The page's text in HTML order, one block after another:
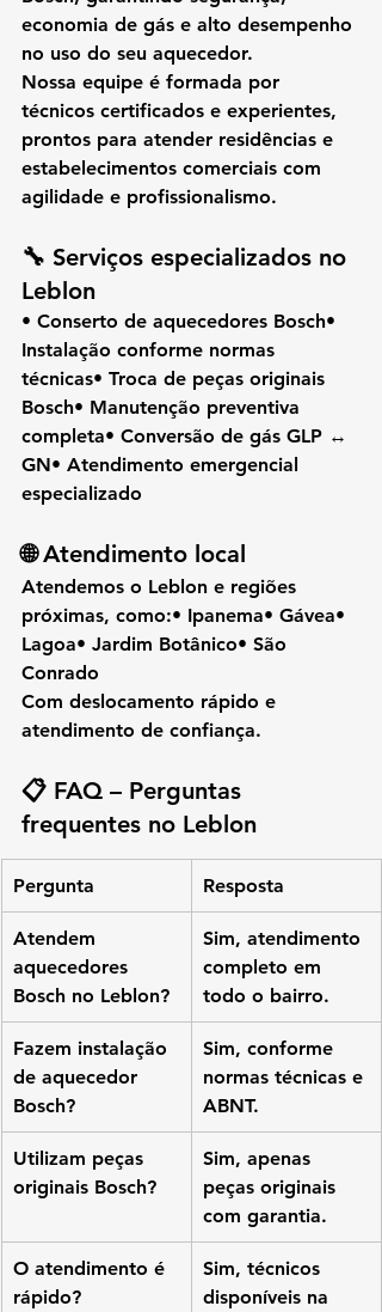
economia de gás e alto desempenho
no uso do seu aquecedor.
Nossa equipe é formada por
técnicos certificados e experientes,
prontos para atender residências e
estabelecimentos comerciais com
agilidade e profissionalismo.
🔧 Serviços especializados no
Leblon
• Conserto de aquecedores Bosch•
Instalação conforme normas
técnicas• Troca de peças originais
Bosch• Manutenção preventiva
completa• Conversão de gás GLP ↔
GN• Atendimento emergencial
especializado
🌐 Atendimento local
Atendemos o Leblon e regiões
próximas, como:• Ipanema• Gávea•
Lagoa• Jardim Botânico• São
Conrado
Com deslocamento rápido e
atendimento de confiança.
📋 FAQ – Perguntas
frequentes no Leblon
Pergunta Resposta
Atendem
aquecedores
Bosch no Leblon?
Sim, atendimento
completo em
todo o bairro.
Fazem instalação
de aquecedor
Bosch?
Sim, conforme
normas técnicas e
ABNT.
Utilizam peças
originais Bosch?
Sim, apenas
peças originais
com garantia.
O atendimento é
rápido?
Sim, técnicos
disponíveis na